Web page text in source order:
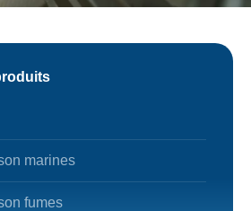
sous atmosphere
marines
fumes